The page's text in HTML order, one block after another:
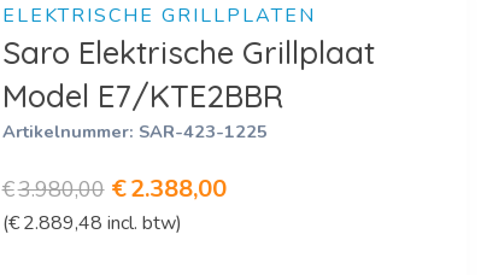
ELEKTRISCHE GRILLPLATEN
Saro Elektrische Grillplaat
Model E7/KTE2BBR
Artikelnummer: SAR-423-1225
€3.980,00 Oorspronkelijke
prijs
€2.388,00Huidige
(€ 2.889,48 incl. btw)